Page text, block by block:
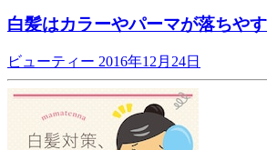
白髪はカラーやパーマが落ちや
ビューティー 2016年12月24日